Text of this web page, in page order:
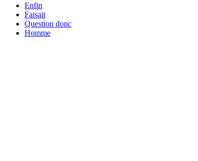
Enfin
Faisait
Question donc
Homme